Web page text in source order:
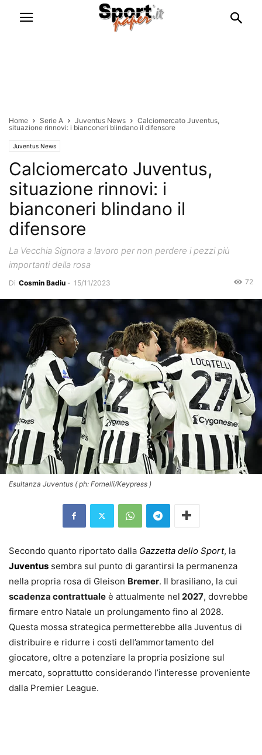
Home Serie A Juventus News
Calciomercato Juventus,
situazione rinnovi: i bianconeri blindano il difensore
Juventus News
Calciomercato Juventus,
situazione rinnovi: i
bianconeri blindano il
difensore
La Vecchia Signora a lavoro per non perdere i pezzi più
importanti della rosa
Di Cosmin Badiu - 15/11/2023 72
Esultanza Juventus ( ph: Fornelli/Keypress )
Secondo quanto riportato dalla Gazzetta dello Sport, la
Juventus sembra sul punto di garantirsi la permanenza
nella propria rosa di Gleison Bremer. Il brasiliano, la cui
scadenza contrattuale è attualmente nel 2027, dovrebbe
firmare entro Natale un prolungamento fino al 2028.
Questa mossa strategica permetterebbe alla Juventus di
distribuire e ridurre i costi dell’ammortamento del
giocatore, oltre a potenziare la propria posizione sul
mercato, soprattutto considerando l’interesse proveniente
dalla Premier League.